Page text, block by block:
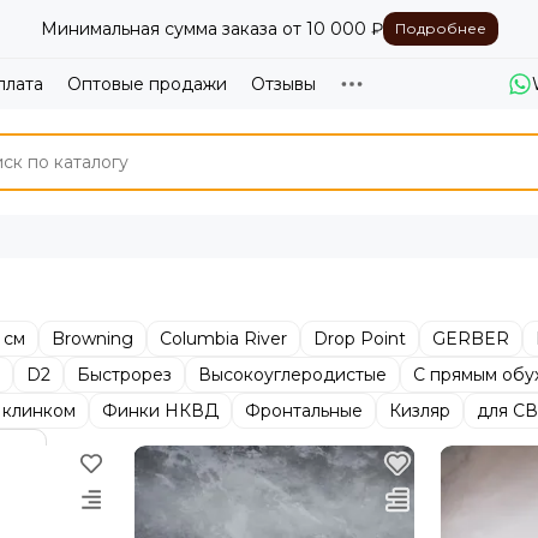
Минимальная сумма заказа от 10 000 ₽ Подробнее
Оптовые продажи Отзывы
см Browning Columbia River Drop Point GERBER
D2 Быстрорез Высокоуглеродистые С прямым
Финки НКВД Фронтальные Кизляр для